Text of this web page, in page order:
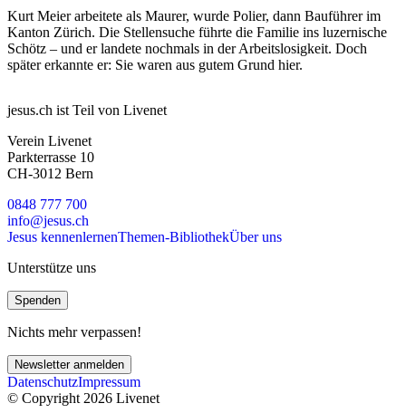
Kurt Meier arbeitete als Maurer, wurde Polier, dann Bauführer im
Kanton Zürich. Die Stellensuche führte die Familie ins luzernische
Schötz – und er landete nochmals in der Arbeitslosigkeit. Doch
später erkannte er: Sie waren aus gutem Grund hier.
jesus.ch ist Teil von Livenet
Verein Livenet
Parkterrasse 10
CH-3012 Bern
0848 777 700
info@jesus.ch
Jesus kennenlernenThemen-BibliothekÜber uns
Unterstütze uns
Spenden
Nichts mehr verpassen!
Newsletter anmelden
DatenschutzImpressum
© Copyright 2026 Livenet